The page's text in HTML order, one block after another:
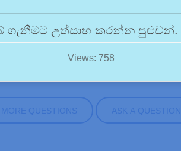
ගැනීමට උත්සාහ කරන්න පුළුවන්.
Views: 758
MORE QUESTIONS ASK A QUESTION